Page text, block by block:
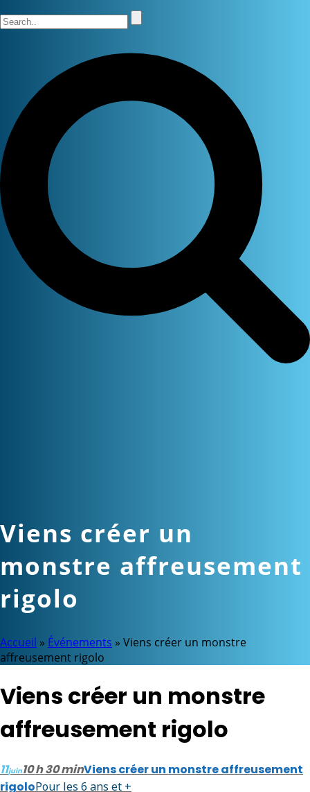
Viens créer un
monstre affreusement
rigolo
Accueil » Événements » Viens créer un monstre
affreusement rigolo
Viens créer un monstre
affreusement rigolo
11juin10 h 30 minViens créer un monstre affreusement
rigoloPour les 6 ans et +